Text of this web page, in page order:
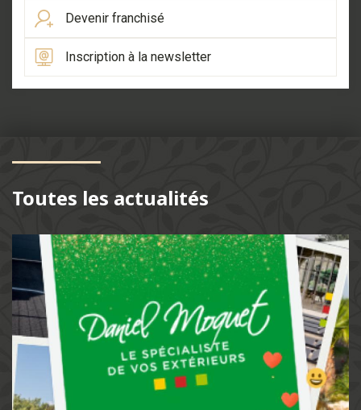
Devenir franchisé
Inscription à la newsletter
Toutes les actualités